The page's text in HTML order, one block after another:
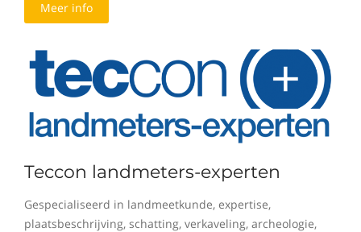
Meer info
Teccon landmeters-experten
Gespecialiseerd in landmeetkunde, expertise,
plaatsbeschrijving, schatting, verkaveling, archeologie,